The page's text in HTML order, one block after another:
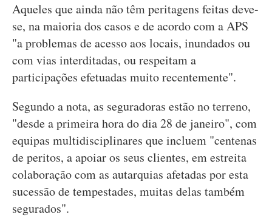
Aqueles que ainda não têm peritagens feitas deve-
se, na maioria dos casos e de acordo com a APS
"a problemas de acesso aos locais, inundados ou
com vias interditadas, ou respeitam a
participações efetuadas muito recentemente".
Segundo a nota, as seguradoras estão no terreno,
"desde a primeira hora do dia 28 de janeiro", com
equipas multidisciplinares que incluem "centenas
de peritos, a apoiar os seus clientes, em estreita
colaboração com as autarquias afetadas por esta
sucessão de tempestades, muitas delas também
segurados".